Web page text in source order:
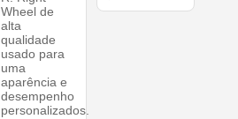
Wheel de
alta
qualidade
usado para
uma
aparência e
desempenho
personalizados.